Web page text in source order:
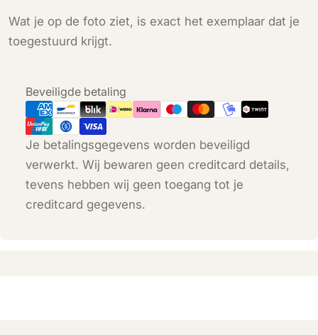
Wat je op de foto ziet, is exact het exemplaar dat je
toegestuurd krijgt.
Beveiligde betaling
Betaalmethoden
Je betalingsgegevens worden beveiligd
verwerkt. Wij bewaren geen creditcard details,
tevens hebben wij geen toegang tot je
creditcard gegevens.